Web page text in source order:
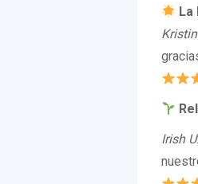
La
Irish U